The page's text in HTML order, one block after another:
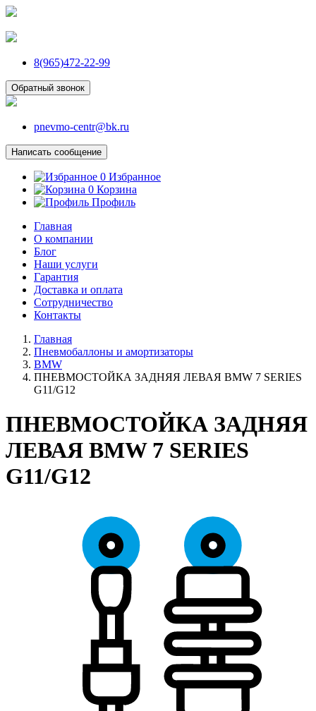
8(965)472-22-99
Обратный звонок
pnevmo-centr@bk.ru
Написать сообщение
0 Избранное
0 Корзина
Профиль
Главная
О компании
Блог
Наши услуги
Гарантия
Доставка и оплата
Сотрудничество
Контакты
Главная
Пневмобаллоны и амортизаторы
BMW
ПНЕВМОСТОЙКА ЗАДНЯЯ ЛЕВАЯ BMW 7 SERIES
G11/G12
ПНЕВМОСТОЙКА ЗАДНЯЯ
ЛЕВАЯ BMW 7 SERIES
G11/G12